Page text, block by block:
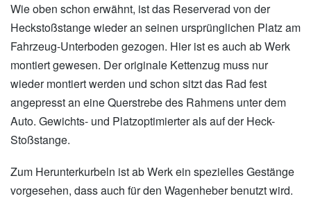
Wie oben schon erwähnt, ist das Reserverad von der
Heckstoßstange wieder an seinen ursprünglichen Platz am
Fahrzeug-Unterboden gezogen. Hier ist es auch ab Werk
montiert gewesen. Der originale Kettenzug muss nur
wieder montiert werden und schon sitzt das Rad fest
angepresst an eine Querstrebe des Rahmens unter dem
Auto. Gewichts- und Platzoptimierter als auf der Heck-
Stoßstange.
Zum Herunterkurbeln ist ab Werk ein spezielles Gestänge
vorgesehen, dass auch für den Wagenheber benutzt wird.